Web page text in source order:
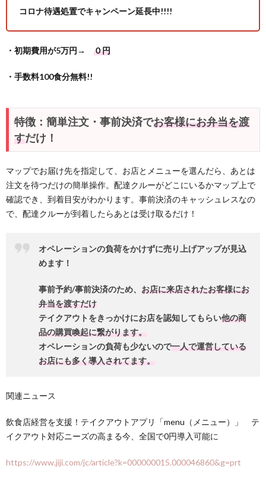
コロナ待遇処置でキャンペーン延長中!!!!
・初期費用が5万円→ ０円
・手数料100食分無料!!
特徴：簡単注文・事前決済でお客様にお弁当を渡
すだけ！
マップでお届け先を指定して、お店とメニューを選んだら、あとは
注文を待つだけの簡単操作。配達クルーがどこにいるかマップ上で
確認でき、到着目安がわかります。事前決済のキャッシュレスなの
で、配達クルーが到着したらあとは受け取るだけ！
オペレーションの負荷をかけずに売り上げアップが見込
めます！
事前予約/事前決済のため、 お店に来店されたお客様にお
弁当を渡すだけ
テイクアウトをきっかけにお店を認知してもらい他の商
品の購買喚起に繋がります。
オペレーションの負荷も少ないので一人で運営している
お店にも多く導入されてます。
関連ニュース
飲食店経営を支援！テイクアウトアプリ「menu（メニュー）」 テ
イクアウト対応ニーズの高まる今、全国で0円導入可能に
https://www.jiji.com/jc/article?k=000000015.000046860&g=prt